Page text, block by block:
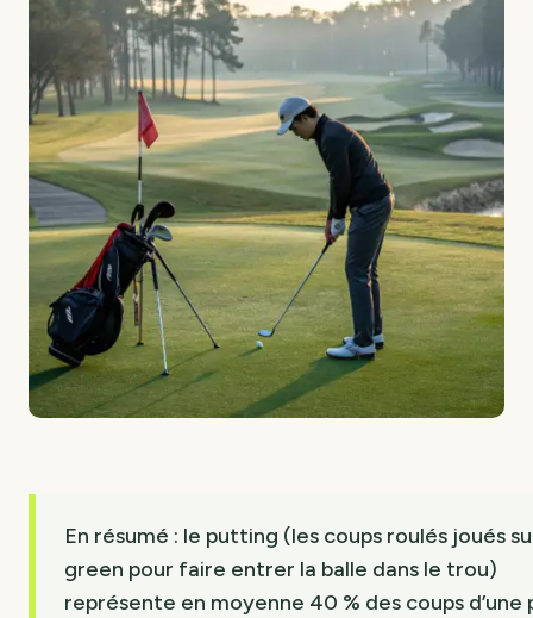
En résumé : le putting (les coups roulés joués
green pour faire entrer la balle dans le trou)
représente en moyenne 40 % des coups d’une